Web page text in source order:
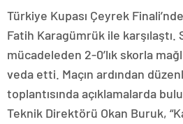
Türkiye Kupası Çeyrek
Fatih Karagümrük ile karşılaştı.
mücadeleden 2-0’lık skorla
veda etti. Maçın ardından
toplantısında açıklamalarda
Teknik Direktörü Okan Buruk,